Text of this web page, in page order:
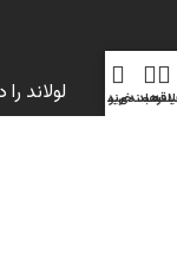
لولاند مندی
سبد خرید
منو